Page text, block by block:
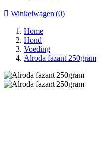
 Winkelwagen (0)
Home
Hond
Voeding
Alroda fazant 250gram